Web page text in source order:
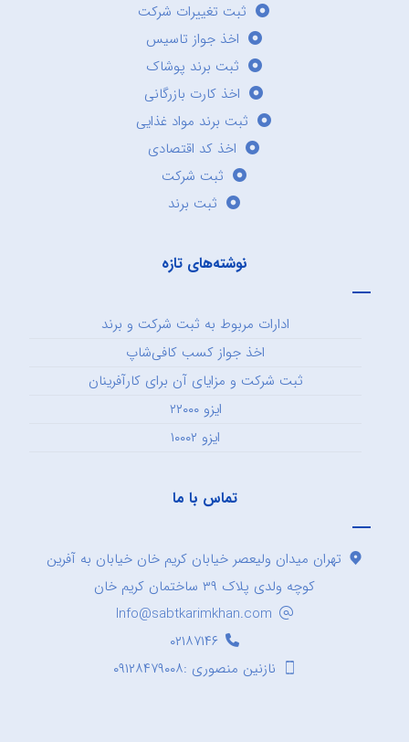
ثبت تغییرات شرکت
اخذ جواز تاسیس
ثبت برند پوشاک
اخذ کارت بازرگانی
ثبت برند مواد غذایی
اخذ کد اقتصادی
ثبت شرکت
ثبت برند
نوشته‌های تازه
ادارات مربوط به ثبت شرکت و برند
اخذ جواز کسب کافی‌شاپ
ثبت شرکت و مزایای آن برای کارآفرینان
ایزو ۲۲۰۰۰
ایزو ۱۰۰۰۲
تماس با ما
تهران میدان ولیعصر خیابان کریم خان خیابان به آفرین
کوچه ولدی پلاک ۳۹ ساختمان کریم خان
Info@sabtkarimkhan.com
۰۲۱۸۷۱۴۶
نازنین منصوری :۰۹۱۲۸۴۷۹۰۰۸